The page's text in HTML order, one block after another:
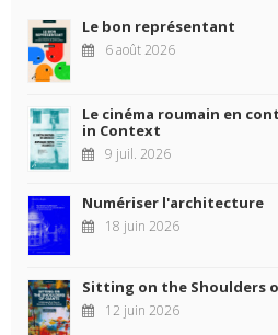
Le bon représentant
6 août 2026
Le cinéma roumain en
in Context
9 juil. 2026
Numériser l'architecture
18 juin 2026
Sitting on the Shoulders
12 juin 2026